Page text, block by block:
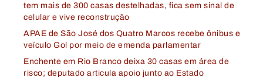
tem mais de 300 casas destelhadas, fica sem sinal de
celular e vive reconstrução
APAE de São José dos Quatro Marcos recebe ônibus e
veículo Gol por meio de emenda parlamentar
Enchente em Rio Branco deixa 30 casas em área de
risco; deputado articula apoio junto ao Estado